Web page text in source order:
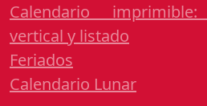
Calendario
vertical y listado
Feriados
Calendario Lunar